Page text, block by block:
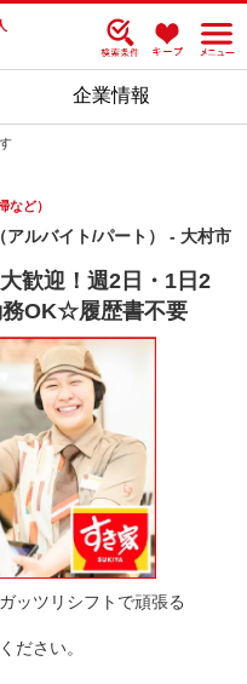
企業情報
など）
ルバイト/パート） - 大村市
歓迎！週2日・1日2
務OK☆履歴書不要
ッツリシフトで頑張る
ださい。